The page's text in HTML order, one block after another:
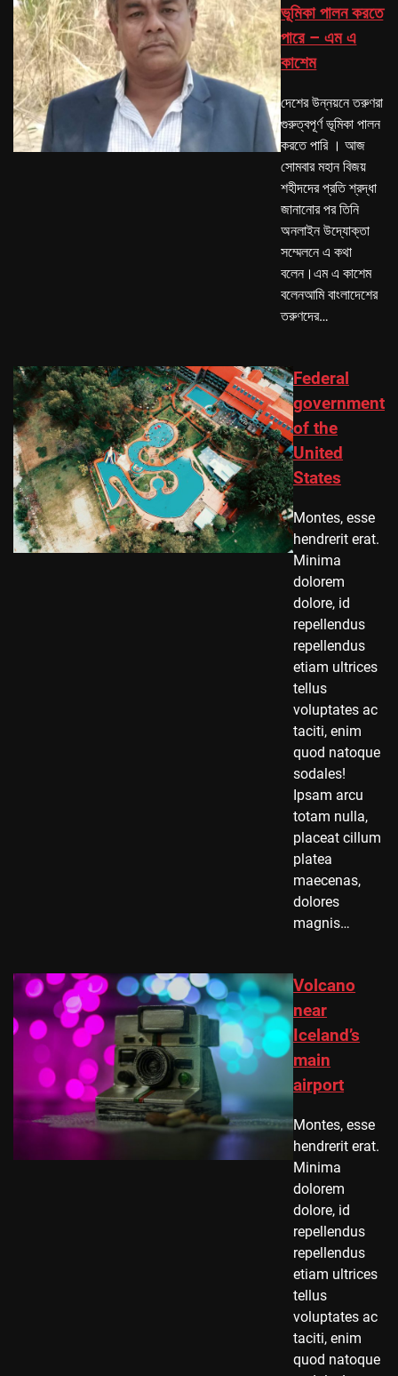
ভূমিকা পালন করতে
পারে – এম এ
কাশেম
দেশের উন্নয়নে তরুণরা
গুরুত্বপূর্ণ ভূমিকা পালন
করতে পারি । আজ
সোমবার মহান বিজয়
শহীদদের প্রতি শ্রদ্ধা
জানানোর পর তিনি
অনলাইন উদ্যোক্তা
সম্মেলনে এ কথা
বলেন।এম এ কাশেম
বলেনআমি বাংলাদেশের
তরুণদের…
Federal
government
of the
United
States
Montes, esse
hendrerit erat.
Minima
dolorem
dolore, id
repellendus
repellendus
etiam ultrices
tellus
voluptates ac
taciti, enim
quod natoque
sodales!
Ipsam arcu
totam nulla,
placeat cillum
platea
maecenas,
dolores
magnis…
Volcano
near
Iceland’s
main
airport
Montes, esse
hendrerit erat.
Minima
dolorem
dolore, id
repellendus
repellendus
etiam ultrices
tellus
voluptates ac
taciti, enim
quod natoque